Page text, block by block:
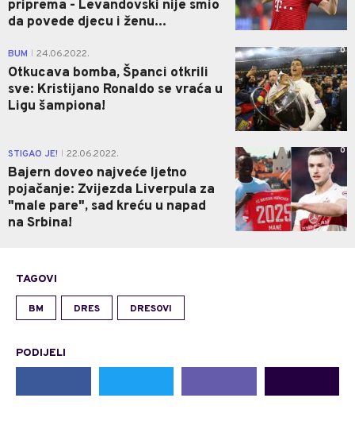
priprema - Levandovski nije smio
da povede djecu i ženu...
BUM 24.06.2022.
Otkucava bomba, Španci otkrili
sve: Kristijano Ronaldo se vraća u
Ligu šampiona!
0
STIGAO JE! 22.06.2022.
Bajern doveo najveće ljetno
pojačanje: Zvijezda Liverpula za
"male pare", sad kreću u napad
na Srbina!
0
TAGOVI
BM DRES DRESOVI
PODIJELI